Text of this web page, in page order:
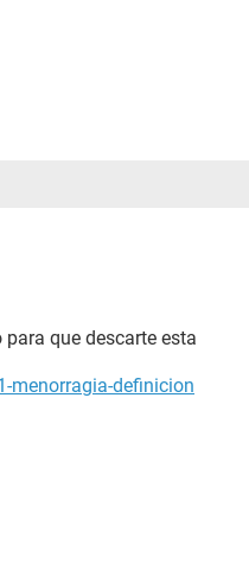
que descarte esta
definicion